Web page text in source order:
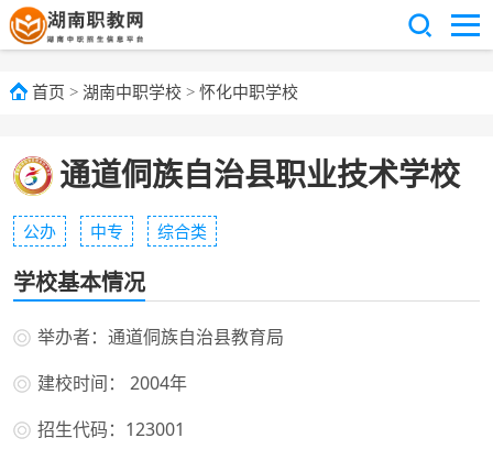
首页 > 湖南中职学校 > 怀化中职学校
通道侗族自治县职业技术学校
公办 中专 综合类
学校基本情况
举办者：通道侗族自治县教育局
建校时间： 2004年
招生代码：123001